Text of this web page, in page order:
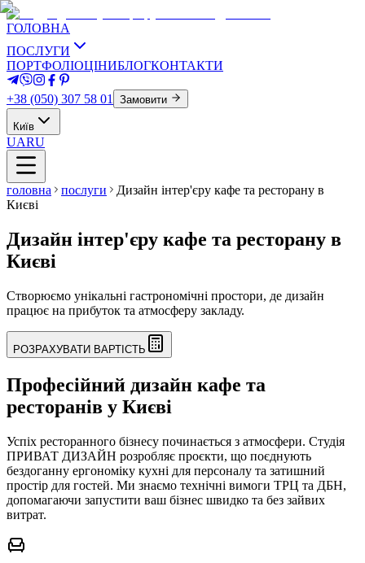
ГОЛОВНА
ПОСЛУГИ
ПОРТФОЛІОЦІНИБЛОГКОНТАКТИ
+38 (050) 307 58 01 Замовити
Київ
UARU
головна послуги
Дизайн інтер'єру кафе та ресторану в
Києві
Дизайн інтер'єру кафе та ресторану в
Києві
Створюємо унікальні гастрономічні простори, де дизайн
працює на прибуток та атмосферу закладу.
РОЗРАХУВАТИ ВАРТІСТЬ
Професійний дизайн кафе та
ресторанів у Києві
Успіх ресторанного бізнесу починається з атмосфери. Студія
ПРИВАТ ДИЗАЙН розробляє проєкти, що поєднують
бездоганну ергономіку кухні для персоналу та затишний
простір для гостей. Ми знаємо технічні вимоги ТРЦ та ДБН,
допомагаючи запустити ваш бізнес швидко та без зайвих
витрат.